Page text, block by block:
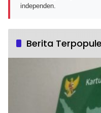
independen.
Berita